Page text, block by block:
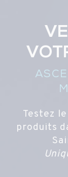
Testez
produits